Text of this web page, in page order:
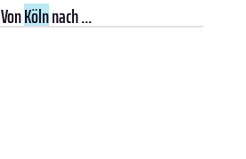
VonKölnnach ...